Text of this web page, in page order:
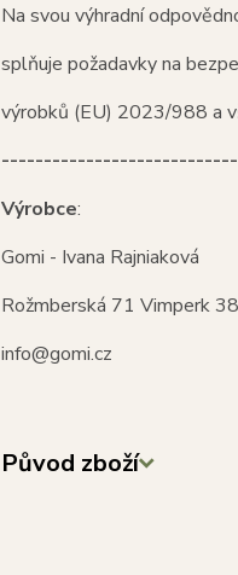
Na svou výhradní
splňuje požadavky na
výrobků (EU) 2023/988 a
Výrobce:
Gomi - Ivana Rajniaková
Rožmberská 71 Vimperk
info@gomi.cz
Původ zboží